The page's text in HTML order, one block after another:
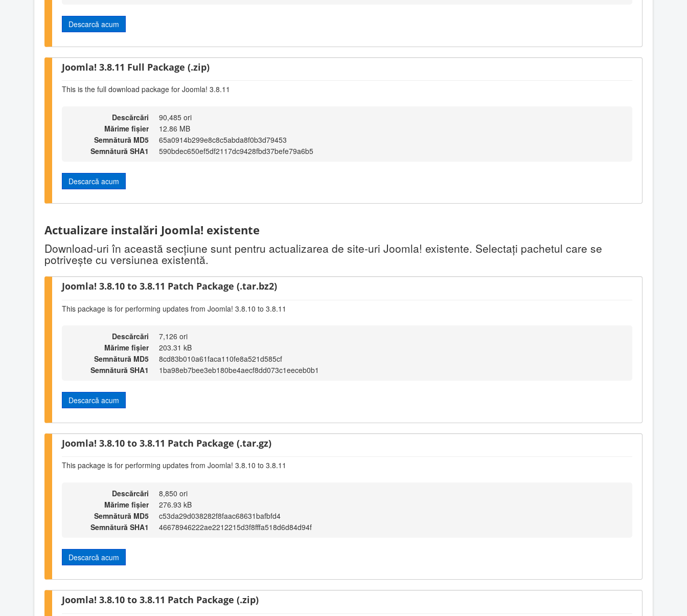
Descarcă acum
Joomla! 3.8.11 Full Package (.zip)
This is the full download package for Joomla! 3.8.11
Descărcări
90,485 ori
Mărime fișier
12.86 MB
Semnătură MD5
65a0914b299e8c8c5abda8f0b3d79453
Semnătură SHA1
590bdec650ef5df2117dc9428fbd37befe79a6b5
Descarcă acum
Actualizare instalări Joomla! existente
Download-uri în această secţiune sunt pentru actualizarea de site-uri Joomla! existente. Selectaţi pachetul care se
potriveşte cu versiunea existentă.
Joomla! 3.8.10 to 3.8.11 Patch Package (.tar.bz2)
This package is for performing updates from Joomla! 3.8.10 to 3.8.11
Descărcări
7,126 ori
Mărime fișier
203.31 kB
Semnătură MD5
8cd83b010a61faca110fe8a521d585cf
Semnătură SHA1
1ba98eb7bee3eb180be4aecf8dd073c1eeceb0b1
Descarcă acum
Joomla! 3.8.10 to 3.8.11 Patch Package (.tar.gz)
This package is for performing updates from Joomla! 3.8.10 to 3.8.11
Descărcări
8,850 ori
Mărime fișier
276.93 kB
Semnătură MD5
c53da29d038282f8faac68631bafbfd4
Semnătură SHA1
46678946222ae2212215d3f8fffa518d6d84d94f
Descarcă acum
Joomla! 3.8.10 to 3.8.11 Patch Package (.zip)